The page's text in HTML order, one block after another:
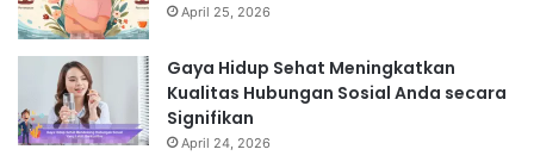
April 25, 2026
Gaya Hidup Sehat Meningkatkan
Kualitas Hubungan Sosial Anda secara
Signifikan
April 24, 2026